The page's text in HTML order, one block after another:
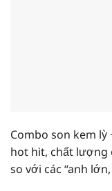
Combo son kem lỳ
hot hit, chất lượng
so với các “anh